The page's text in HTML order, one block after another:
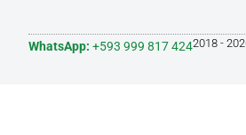
WhatsApp: +593 999 817 4242018 -